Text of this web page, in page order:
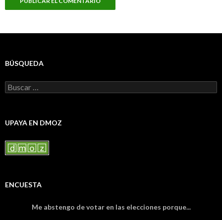
BÚSQUEDA
Buscar:
UPAYA EN DMOZ
ENCUESTA
Me abstengo de votar en las elecciones porque...